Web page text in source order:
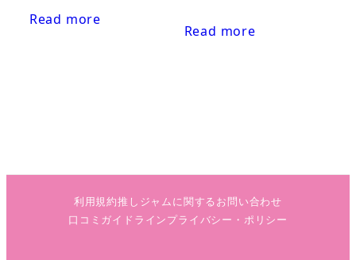
Read more
Read more
利用規約推しジャムに関するお問い合わせ
口コミガイドラインプライバシー・ポリシー